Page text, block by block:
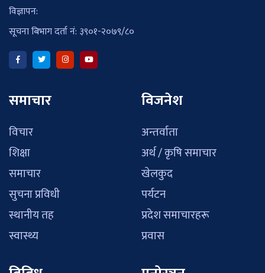
विज्ञापन:
सूचना बिभाग दर्ता नं: ३९०१-२०७९/८०
समाचार
विचार
शिक्षा
समाचार
सुचना प्रविधी
स्थानीय तह
स्वास्थ्य
विजनेश
अन्तर्वाता
अर्थ / कृषि समाचार
खेलकुद
पर्यटन
प्रदेश समाचारहरू
प्रवास